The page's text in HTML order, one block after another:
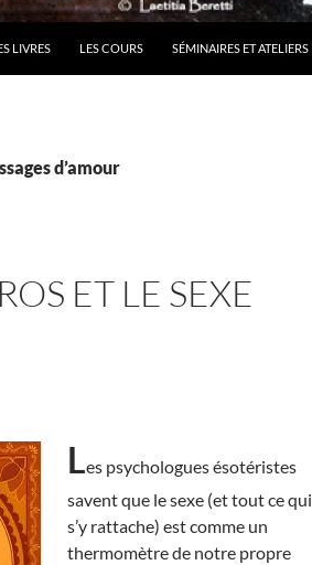
LIVRES LES COURS SÉMINAIRES ET ATELIERS
d’amour
ET LE SEXE
Les psychologues ésotéristes
savent que le sexe (et tout ce qui
s’y rattache) est comme un
thermomètre de notre propre